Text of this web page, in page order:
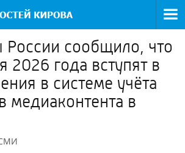
сообщило, что
2026 года вступят в
в системе учёта
медиаконтента в